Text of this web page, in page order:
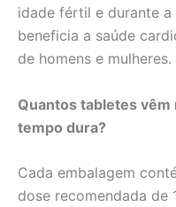
idade fértil e durante
beneficia a saúde
de homens e mulheres.
Quantos tabletes vêm
tempo dura?
Cada embalagem
dose recomendada de